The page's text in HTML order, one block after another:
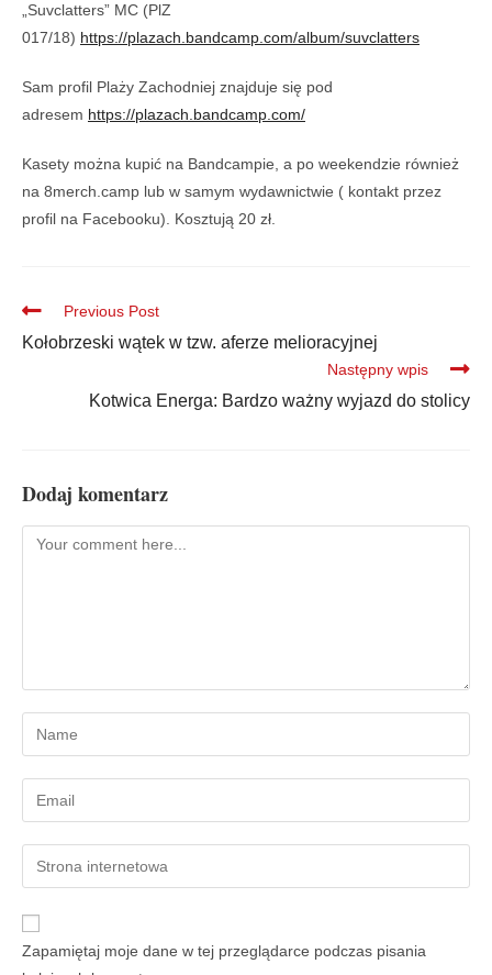
„Suvclatters” MC (PlZ
017/18) https://plazach.bandcamp.com/album/suvclatters
Sam profil Plaży Zachodniej znajduje się pod
adresem https://plazach.bandcamp.com/
Kasety można kupić na Bandcampie, a po weekendzie również
na 8merch.camp lub w samym wydawnictwie ( kontakt przez
profil na Facebooku). Kosztują 20 zł.
Previous Post
Kołobrzeski wątek w tzw. aferze melioracyjnej
Następny wpis
Kotwica Energa: Bardzo ważny wyjazd do stolicy
Dodaj komentarz
Zapamiętaj moje dane w tej przeglądarce podczas pisania